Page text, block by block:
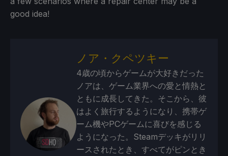
good idea!
ノア・クペツキー
4歳の頃からゲームが大好きだった
ノアは、ゲーム業界への愛と情熱と
ともに成長してきた。そこから、彼
はよく旅行するようになり、携帯ゲ
ーム機やPCゲームに喜びを感じる
ようになった。Steamデッキがリリ
ースされたとき、すべてがピンとき